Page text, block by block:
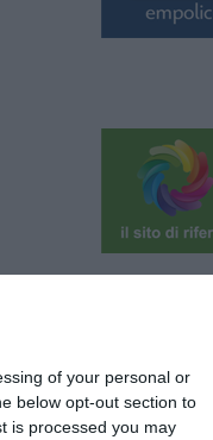
of your personal or
below opt-out section to
is processed you may